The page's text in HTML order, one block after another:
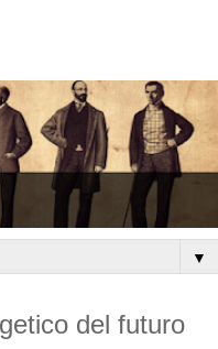
▼
del futuro